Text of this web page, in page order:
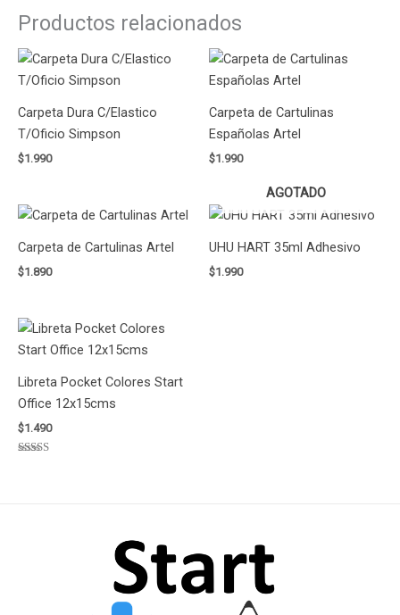
Productos relacionados
Carpeta Dura C/Elastico
T/Oficio Simpson
$1.990
Carpeta de Cartulinas
Españolas Artel
$1.990
Carpeta de Cartulinas Artel
$1.890
AGOTADO
UHU HART 35ml Adhesivo
$1.990
Libreta Pocket Colores Start
Office 12x15cms
$1.490